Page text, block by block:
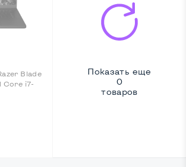
Blade
Core i7-
Light
Показать еще
0
товаров